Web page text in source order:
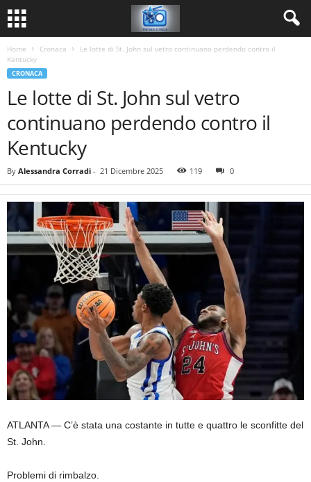
Home Cronaca
Le lotte di St. John sul vetro continuano perdendo contro il
Kentucky
CRONACA
Le lotte di St. John sul vetro
continuano perdendo contro il
Kentucky
By Alessandra Corradi - 21 Dicembre 2025 119 0
ATLANTA — C’è stata una costante in tutte e quattro le sconfitte del
St. John.
Problemi di rimbalzo.